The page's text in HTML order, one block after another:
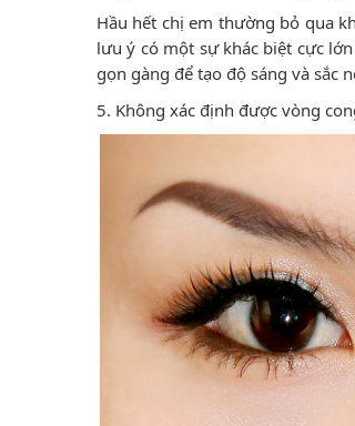
Hầu hết chị em thường bỏ qua
lưu ý có một sự khác biệt cực
gọn gàng để tạo độ sáng và sắc
5. Không xác định được vòng